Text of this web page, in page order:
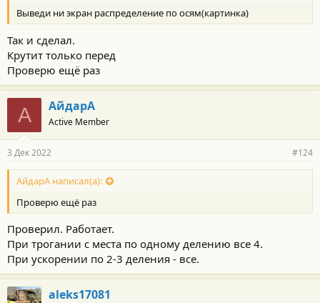
и
:
Выведи ни экран распределение по осям(картинка)
Так и сделал.
Крутит только перед
Проверю ещё раз
А АйдарА
Active Member
3 Дек 2022 #124
АйдарА написал(а):
Проверю ещё раз
Проверил. Работает.
При трогании с места по одному делению все 4.
При ускорении по 2-3 деления - все.
aleks17081